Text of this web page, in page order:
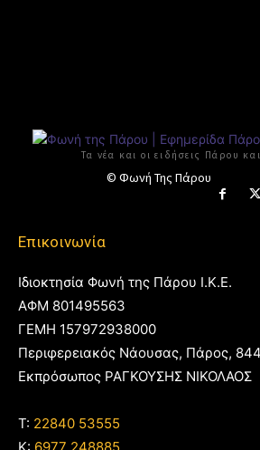
Τα νέα και οι ειδήσεις Πάρου
© Φωνή Της Πάρου
Επικοινωνία
Ιδιοκτησία Φωνή της Πάρου Ι.Κ.Ε.
ΑΦΜ 801495563
ΓΕΜΗ 157972938000
Περιφερειακός Νάουσας, Πάρος,
Εκπρόσωπος ΡΑΓΚΟΥΣΗΣ ΝΙΚΟΛΑΟΣ
T: 22840 53555